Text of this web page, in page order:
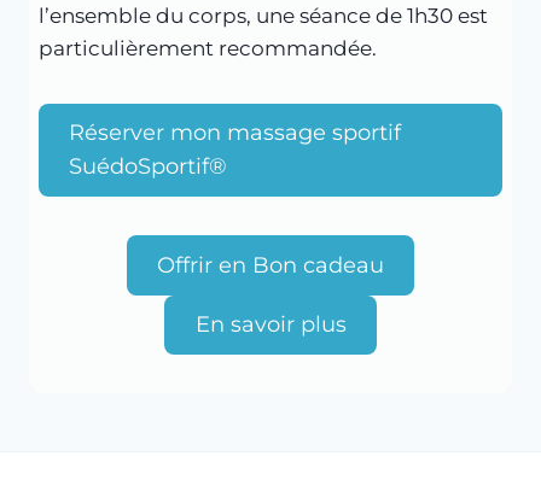
l’ensemble du corps, une séance de 1h30 est
particulièrement recommandée.
Réserver mon massage sportif
SuédoSportif®
Offrir en Bon cadeau
En savoir plus